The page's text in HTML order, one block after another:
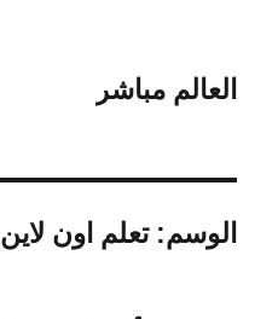
العالم مباشر
الوسم:تعلم اون لاين